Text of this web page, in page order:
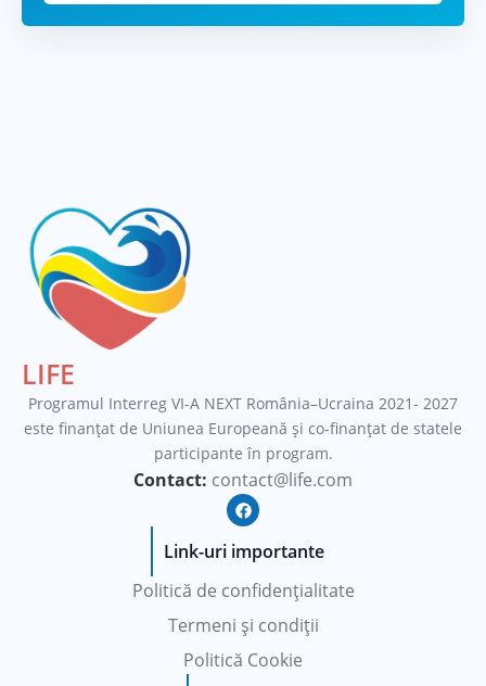
LIFE
Programul Interreg VI-A NEXT România–Ucraina 2021- 2027
este finanțat de Uniunea Europeană şi co-finanţat de statele
participante în program.
Contact: contact@life.com
F
a
c
e
o
o
Link-uri importante
Politică de confidențialitate
Termeni și condiții
Politică Cookie